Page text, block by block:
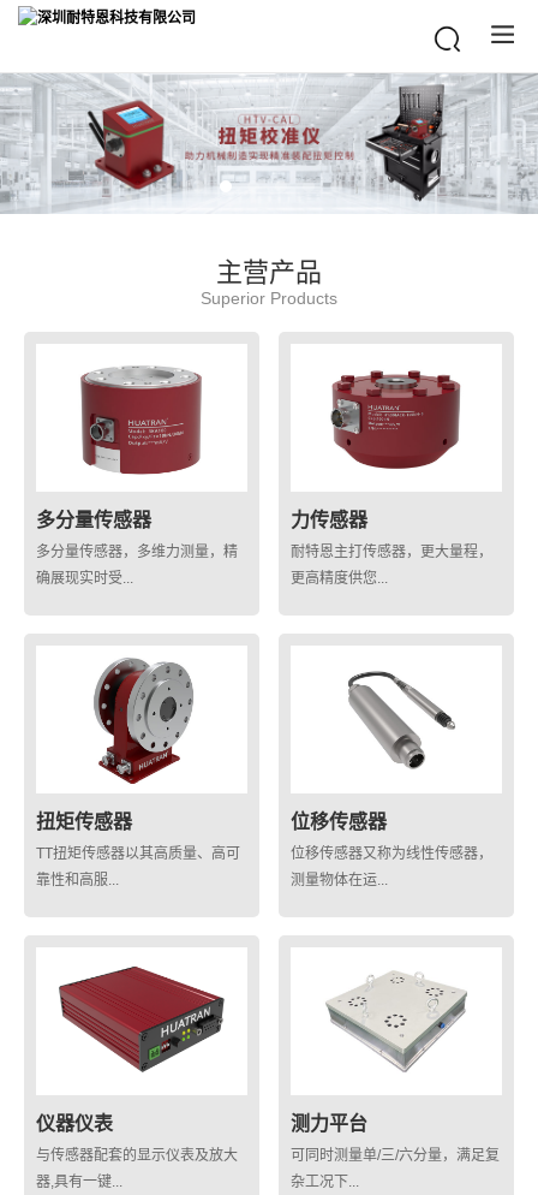
主营产品
Superior Products
多分量传感器
多分量传感器，多维力测量，精
确展现实时受...
力传感器
耐特恩主打传感器，更大量程，
更高精度供您...
扭矩传感器
TT扭矩传感器以其高质量、高可
靠性和高服...
位移传感器
位移传感器又称为线性传感器，
测量物体在运...
仪器仪表
与传感器配套的显示仪表及放大
器,具有一键...
测力平台
可同时测量单/三/六分量，满足复
杂工况下...